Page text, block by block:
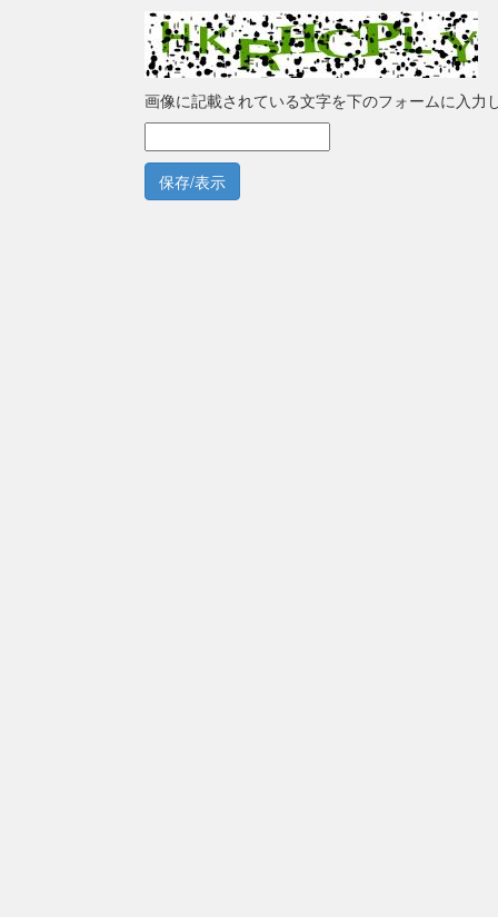
画像に記載されている文字を下のフォームに入力
保存/表示